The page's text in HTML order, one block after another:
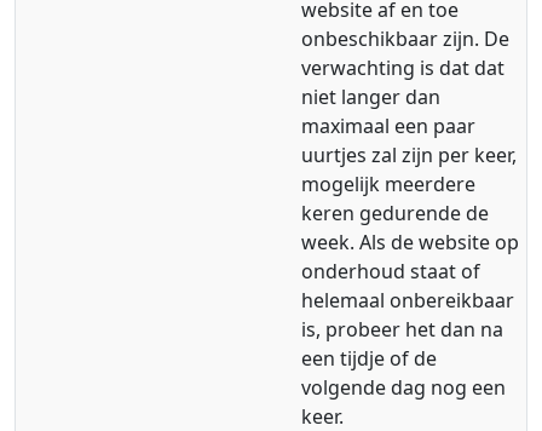
website af en toe
onbeschikbaar zijn. De
verwachting is dat dat
niet langer dan
maximaal een paar
uurtjes zal zijn per keer,
mogelijk meerdere
keren gedurende de
week. Als de website op
onderhoud staat of
helemaal onbereikbaar
is, probeer het dan na
een tijdje of de
volgende dag nog een
keer.